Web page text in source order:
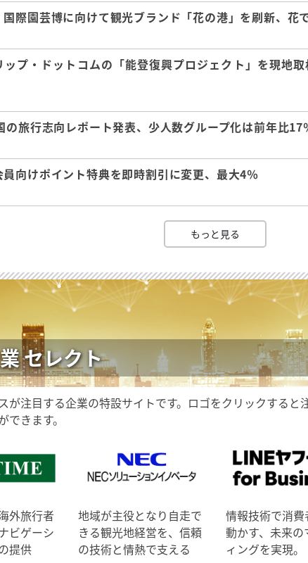
際園芸博に向けて観光ブランド「花の港」を刷新、花
ップ・ドットコムの「能登復興プロジェクト」を現地
の旅行志向レポート発表、少人数グループ化は前年比
向けポイント特典を即時割引に変更、最大4％
もっと見る
セレクト
が注目する企業の特設サイトです。ロゴをクリックすると
できます。
外旅行者
ビゲーシ
提供
地域が主役となり自走で
きる観光地経営を、信頼
の技術と情熱で支える
情報技術で消費
動かす、未来の
ィングを実現。